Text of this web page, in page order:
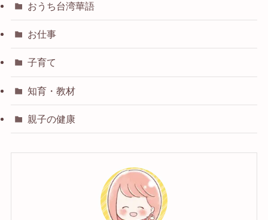
おうち台湾華語
お仕事
子育て
知育・教材
親子の健康